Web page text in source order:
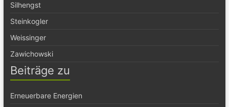
Silhengst
Steinkogler
Weissinger
Zawichowski
Beiträge zu
Erneuerbare Energien